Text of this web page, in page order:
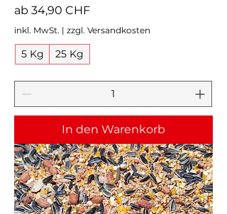
ab 34,90 CHF
Sale-Preis
inkl. MwSt. | zzgl. Versandkosten
5 Kg 25 Kg
In den Warenkorb